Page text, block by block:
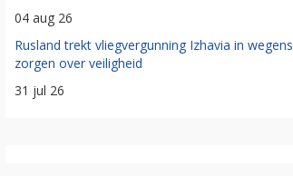
04 aug 26
Rusland trekt vliegvergunning Izhavia in wegens
zorgen over veiligheid
31 jul 26